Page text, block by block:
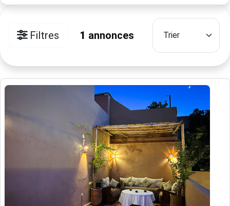
Filtres 1 annonces